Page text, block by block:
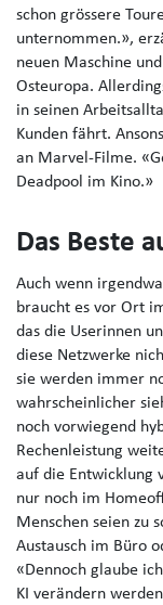
schon grössere
unternommen.»,
neuen Maschine
Osteuropa.
in seinen
Kunden fährt.
an Marvel-Filme.
Deadpool im Kino.»
Das Beste
Auch wenn
braucht es vor Ort
das die Userinnen
diese Netzwerke
sie werden immer
wahrscheinlicher
noch vorwiegend
Rechenleistung
auf die Entwicklung
nur noch im
Menschen seien zu
Austausch im Büro
«Dennoch glaube
KI verändern